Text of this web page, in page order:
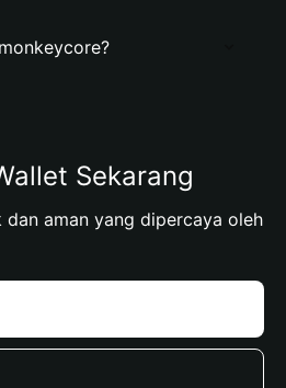
Sekarang
aman yang dipercaya oleh